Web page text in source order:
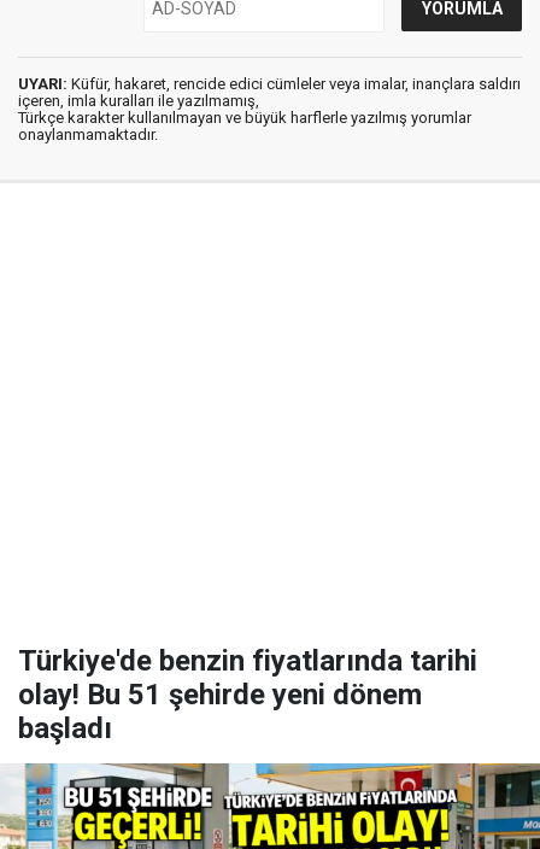
UYARI: Küfür, hakaret, rencide edici cümleler veya imalar, inançlara saldırı
içeren, imla kuralları ile yazılmamış,
Türkçe karakter kullanılmayan ve büyük harflerle yazılmış yorumlar
onaylanmamaktadır.
Türkiye'de benzin fiyatlarında tarihi
olay! Bu 51 şehirde yeni dönem
başladı